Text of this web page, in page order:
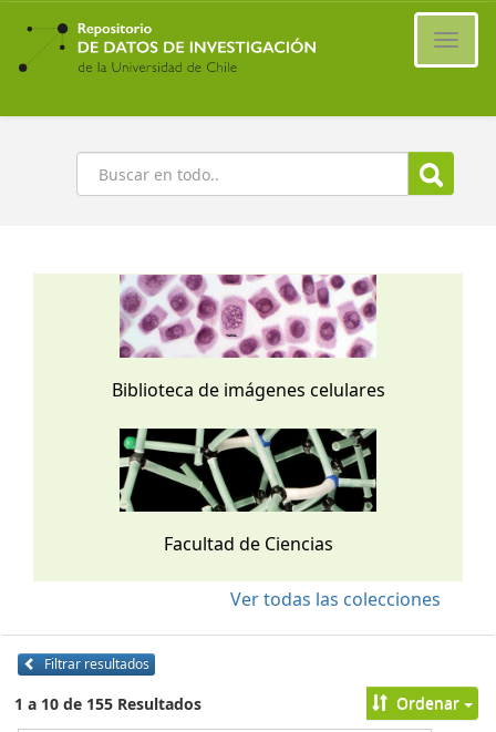
Ir
contenido
principal
Buscar
Biblioteca de imágenes celulares
Facultad de Ciencias
Ver todas las colecciones
Filtrar resultados
1 a 10 de 155 Resultados Ordenar